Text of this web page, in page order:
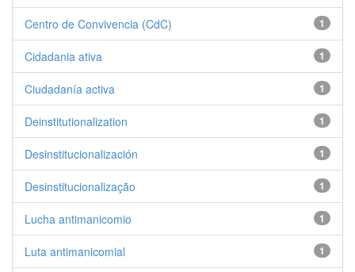
1
Centro de Convivencia (CdC)
1
Cidadania ativa
1
Ciudadanía activa
1
Deinstitutionalization
1
Desinstitucionalización
1
Desinstitucionalização
1
Lucha antimanicomio
1
Luta antimanicomial